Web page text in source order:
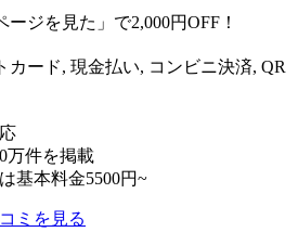
ージを見た」で2,000円OFF！
カード, 現金払い, コンビニ決済, QR
万件を掲載
基本料金5500円~
ミを見る